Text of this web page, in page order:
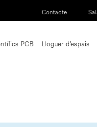
Contacte
PCB Lloguer d’espais